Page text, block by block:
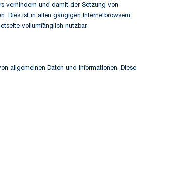
verhindern und damit der Setzung von
Dies ist in allen gängigen Internetbrowsern
vollumfänglich nutzbar.
allgemeinen Daten und Informationen. Diese